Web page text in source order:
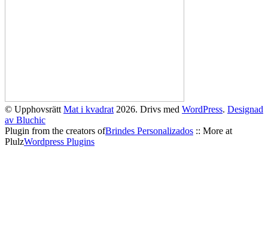
© Upphovsrätt Mat i kvadrat 2026. Drivs med WordPress. Designad
av Bluchic
Plugin from the creators ofBrindes Personalizados :: More at
PlulzWordpress Plugins